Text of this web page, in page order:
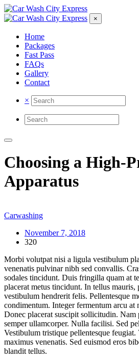
×
Home
Packages
Fast Pass
FAQs
Gallery
Contact
×
Choosing a High-
Apparatus
Carwashing
November 7, 2018
320
Morbi volutpat nisi a ligula vestibulum
venenatis pulvinar nibh sed convallis.
sodales tincidunt. Duis fringilla quam at
placerat metus tincidunt. In tellus mauris,
vestibulum hendrerit felis. Pellentesque
condimentum. Integer fermentum arcu at
Donec placerat suscipit sollicitudin. Nam
semper ullamcorper. Nulla facilisi. Sed
Vestibulum tristique pellentesque
maximus venenatis. Sed euismod eros
blandit tellus.